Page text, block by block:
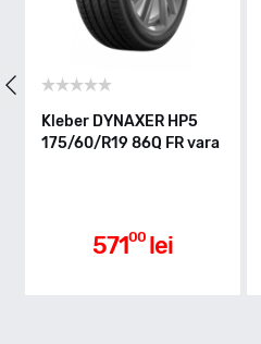
Aderenta pe carosabil ud
Kleber DYNAXER HP5
175/60/R19 86Q FR vara
57100 lei